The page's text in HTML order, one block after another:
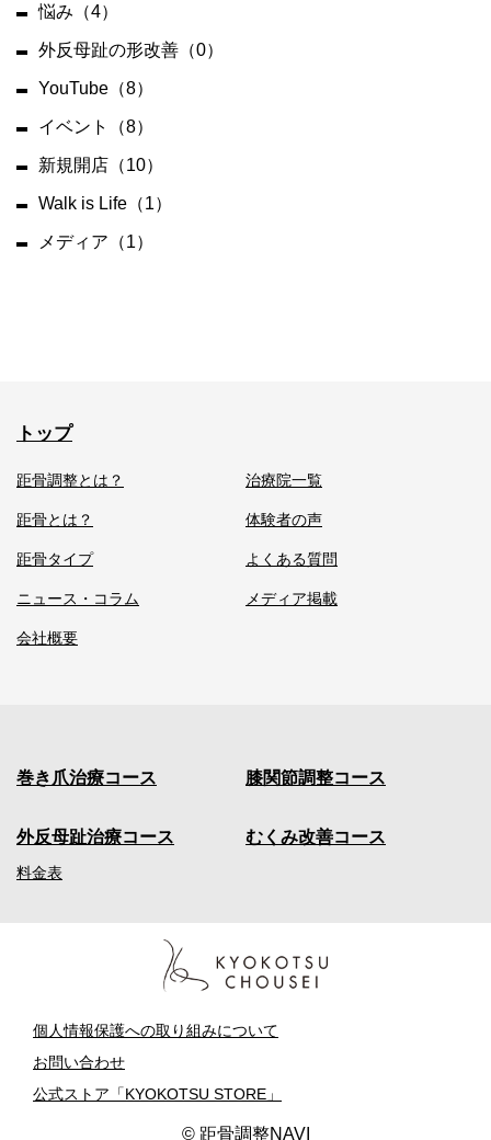
悩み（4）
外反母趾の形改善（0）
YouTube（8）
イベント（8）
新規開店（10）
Walk is Life（1）
メディア（1）
トップ
距骨調整とは？
距骨とは？
距骨タイプ
治療院一覧
体験者の声
よくある質問
ニュース・コラム メディア掲載
会社概要
巻き爪治療コース
外反母趾治療コース
料金表
膝関節調整コース
むくみ改善コース
個人情報保護への取り組みについて
お問い合わせ
公式ストア「KYOKOTSU STORE」
© 距骨調整NAVI